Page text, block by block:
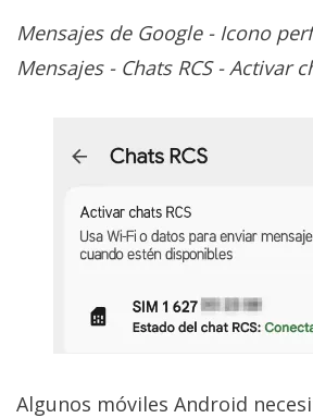
Mensajes de Google - Icono
Mensajes - Chats RCS - Activar
Algunos móviles Android